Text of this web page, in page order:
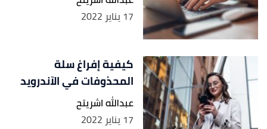
17 يناير 2022
كيفية إفراغ سلة
المحذوفات في الآندرويد
عبدالله اشريتح
17 يناير 2022